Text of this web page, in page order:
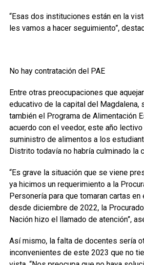
“Esas dos instituciones están en la
les vamos a hacer seguimiento”,
No hay contratación del PAE
Entre otras preocupaciones que
educativo de la capital del Magdalena,
también el Programa de Alimentación
acuerdo con el veedor, este año
suministro de alimentos a los
Distrito todavía no habría culminado la
“Es grave la situación que se viene
ya hicimos un requerimiento a la
Personería para que tomaran cartas en
desde diciembre de 2022, la
Nación hizo el llamado de atención”,
Así mismo, la falta de docentes sería
inconvenientes de este 2023 que no